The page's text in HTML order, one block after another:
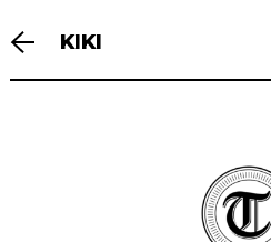
ARTIKKELIEN
SELAUS
KIKI